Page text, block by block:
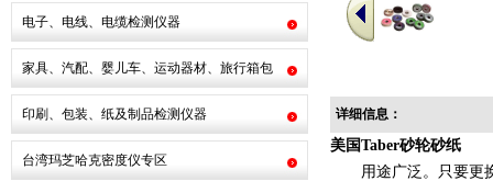
电子、电线、电缆检测仪器
家具、汽配、婴儿车、运动器材、旅行箱包
印刷、包装、纸及制品检测仪器
台湾玛芝哈克密度仪专区
详细信息：
美国Taber砂轮砂纸
用途广泛。只要更